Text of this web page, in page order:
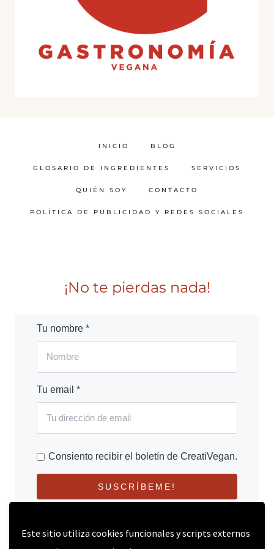
Este sitio utiliza cookies funcionales y scripts externos
INICIO BLOG
GLOSARIO DE INGREDIENTES SERVICIOS
QUIÉN SOY CONTACTO
POLÍTICA DE PUBLICIDAD Y REDES SOCIALES
¡No te pierdas nada!
Tu nombre *
Tu email *
Consiento recibir el boletín de CreatiVegan.
SUSCRÍBEME!